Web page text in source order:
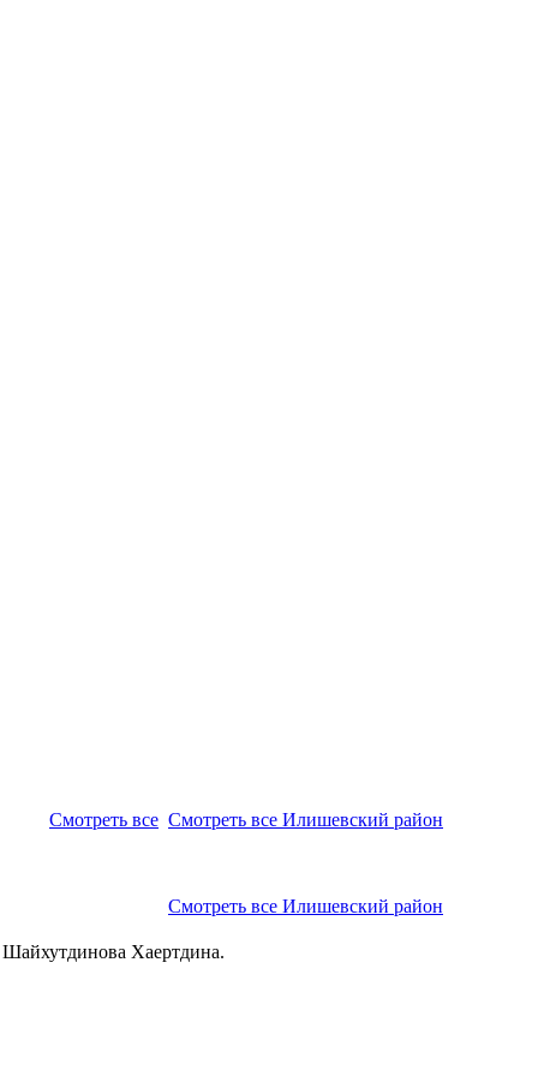
Смотреть все Илишевский район
Смотреть все
Смотреть все Илишевский район
Хаертдина.